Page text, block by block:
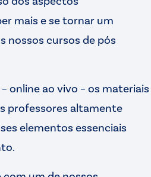
mais e se tornar um
nossos cursos de pós
online ao vivo – os materiais
professores altamente
elementos essenciais